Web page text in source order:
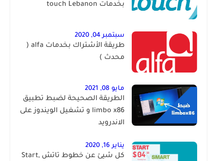
بخدمات touch Lebanon
سبتمبر 04, 2020
طريقة الأشتراك بخدمات alfa (
محدث )
مايو 08, 2021
الطريقة الصحيحة لضبط تطبيق
limbo x86 و تشغيل الويندوز على
الاندرويد
يناير 16, 2020
كل شيئ عن خطوط تاتش Start,